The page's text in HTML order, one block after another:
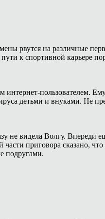
рвутся на различные
к спортивной карьере
пользователем.
детьми и внуками. Не
не видела Волгу. Впереди
приговора сказано, что
подругами.